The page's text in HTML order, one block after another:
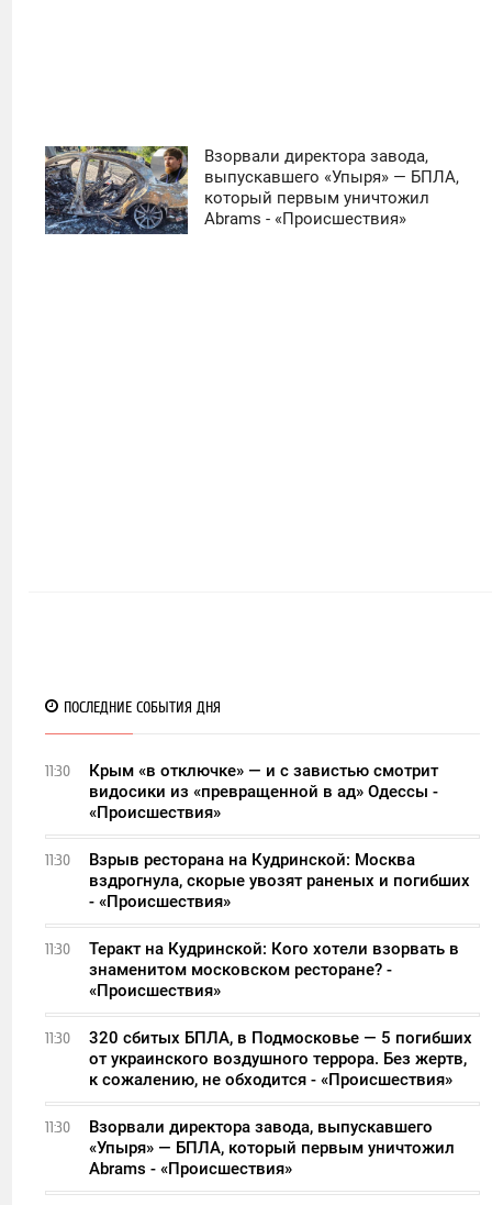
Взорвали директора завода,
выпускавшего «Упыря» — БПЛА,
который первым уничтожил
Abrams - «Происшествия»
ПОСЛЕДНИЕ СОБЫТИЯ ДНЯ
11:30
Крым «в отключке» — и с завистью смотрит
видосики из «превращенной в ад» Одессы -
«Происшествия»
11:30
Взрыв ресторана на Кудринской: Москва
вздрогнула, скорые увозят раненых и погибших
- «Происшествия»
11:30
Теракт на Кудринской: Кого хотели взорвать в
знаменитом московском ресторане? -
«Происшествия»
11:30
320 сбитых БПЛА, в Подмосковье — 5 погибших
от украинского воздушного террора. Без жертв,
к сожалению, не обходится - «Происшествия»
11:30
Взорвали директора завода, выпускавшего
«Упыря» — БПЛА, который первым уничтожил
Abrams - «Происшествия»